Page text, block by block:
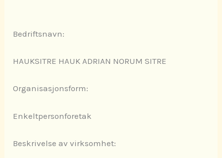
Bedriftsnavn:
HAUKSITRE HAUK ADRIAN NORUM SITRE
Organisasjonsform:
Enkeltpersonforetak
Beskrivelse av virksomhet: